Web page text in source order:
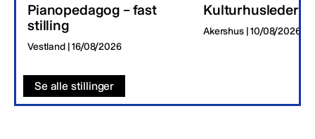
Pianopedagog – fast
stilling
Vestland | 16/08/2026
Kulturhusleder
Akershus | 10/08/2026
Se alle stillinger